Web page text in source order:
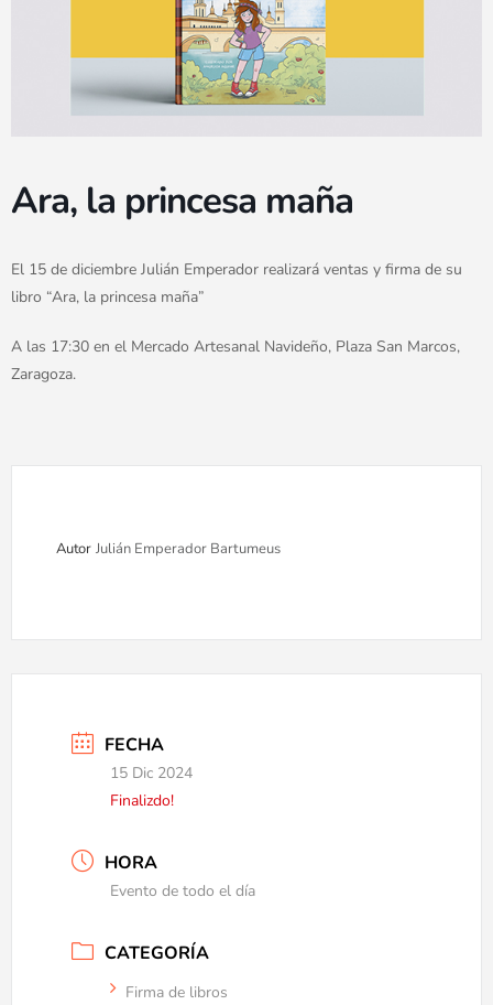
Ara, la princesa maña
El 15 de diciembre Julián Emperador realizará ventas y firma de su
libro “Ara, la princesa maña”
A las 17:30 en el Mercado Artesanal Navideño, Plaza San Marcos,
Zaragoza.
Autor Julián Emperador Bartumeus
FECHA
15 Dic 2024
Finalizdo!
HORA
Evento de todo el día
CATEGORÍA
Firma de libros